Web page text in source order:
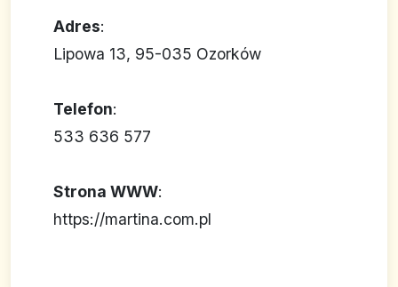
Adres:
Lipowa 13, 95-035 Ozorków
Telefon:
533 636 577
Strona WWW:
https://martina.com.pl